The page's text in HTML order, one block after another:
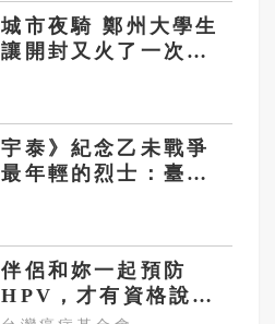
城市夜騎 鄭州大學生
讓開封又火了一次的
宇泰》紀念乙未戰爭
最年輕的烈士：臺南
伴侶和妳一起預防
HPV，才有資格說愛